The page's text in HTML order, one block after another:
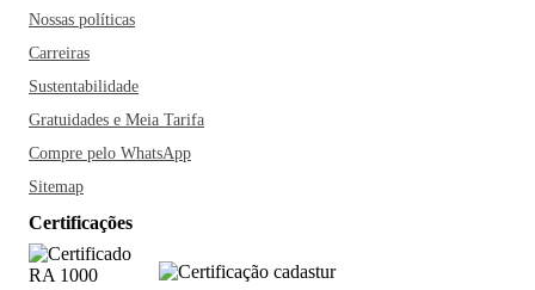
Nossas políticas
Carreiras
Sustentabilidade
Gratuidades e Meia Tarifa
Compre pelo WhatsApp
Sitemap
Certificações